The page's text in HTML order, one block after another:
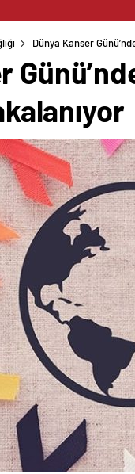
Dünya Kanser